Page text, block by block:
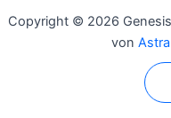
Copyright © 2026
von